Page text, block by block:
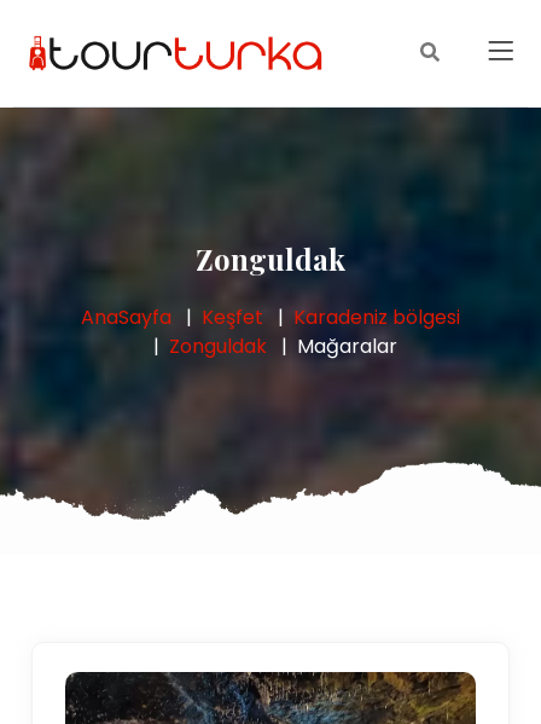
Zonguldak
AnaSayfa Keşfet
Karadeniz bölgesi
Zonguldak
Mağaralar